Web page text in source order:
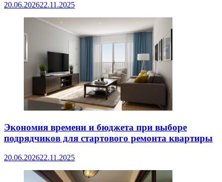
20.06.202622.11.2025
Экономия времени и бюджета при выборе
подрядчиков для стартового ремонта квартиры
20.06.202622.11.2025